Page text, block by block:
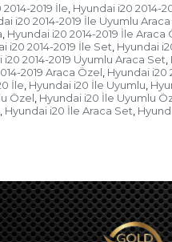
2019 İle Hyundai i20 2014-
i20 2014-2019 İle Uyumlu
Hyundai i20 2014-2019 İle Araca
i20 2014-2019 İle Set Hyundai
i20 2014-2019 Uyumlu Araca Set
2019 Araca Özel Hyundai i20
İle Hyundai i20 İle Uyumlu
Özel Hyundai i20 İle Uyumlu
Hyundai i20 İle Araca Set